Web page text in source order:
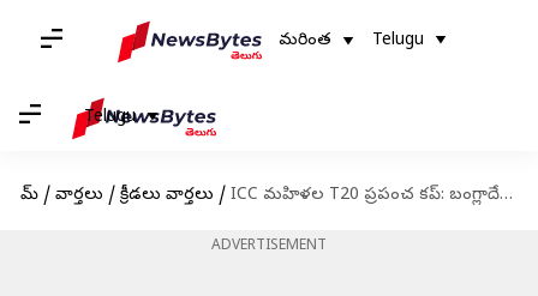
మరింత Telugu
Telugu
హోమ్ / వార్తలు / క్రీడలు వార్తలు / ICC మహిళల T20 ప్రపంచ కప్: బంగ్లాదేశ్‌ను ఓడించిన ఆస్ట్రేలియా
ADVERTISEMENT